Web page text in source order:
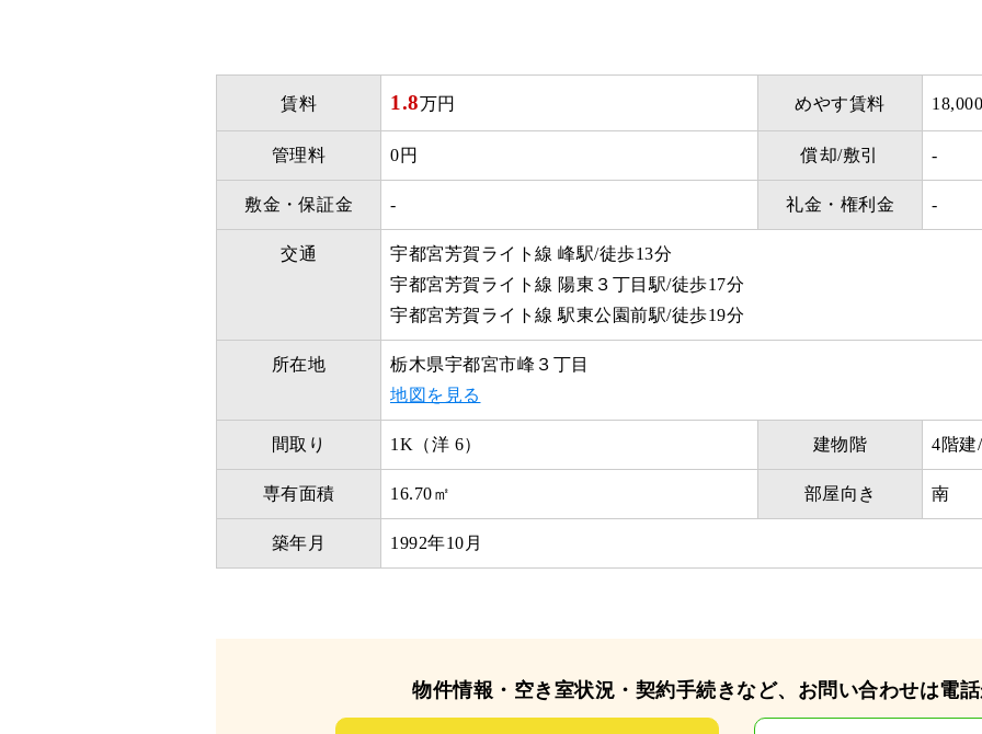
賃料 1.8万円 めやす賃料
管理料 0円 償却/敷引 -
敷金・保証金 - 礼金・権利金 -
交通
宇都宮芳賀ライト線 峰駅/徒歩13分
宇都宮芳賀ライト線 陽東３丁目駅/徒歩17分
宇都宮芳賀ライト線 駅東公園前駅/徒歩19分
所在地
栃木県宇都宮市峰３丁目
地図を見る
間取り 1K（洋 6） 建物階 4階建
専有面積 16.70㎡ 部屋向き 南
築年月 1992年10月
物件情報・空き室状況・契約手続きなど、お問い合わせは電